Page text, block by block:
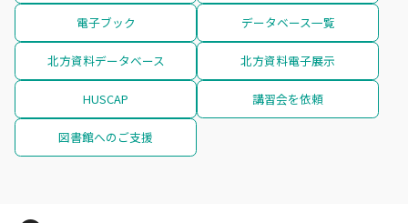
電子ブック データベース一覧
北方資料データベース 北方資料電子展示
HUSCAP 講習会を依頼
図書館へのご支援